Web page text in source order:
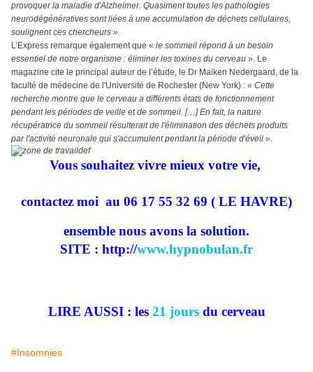
provoquer la maladie d'Alzheimer. Quasiment toutes les pathologies
neurodégénératives sont liées à une accumulation de déchets cellulaires,
soulignent ces chercheurs ».
L’Express remarque également que « le sommeil répond à un besoin
essentiel de notre organisme : éliminer les toxines du cerveau ». Le
magazine cite le principal auteur de l’étude, le Dr Maiken Nedergaard, de la
faculté de médecine de l'Université de Rochester (New York) : « Cette
recherche montre que le cerveau a différents états de fonctionnement
pendant les périodes de veille et de sommeil. […] En fait, la nature
récupératrice du sommeil résulterait de l'élimination des déchets produits
par l'activité neuronale qui s'accumulent pendant la période d'éveil ».
Vous souhaitez vivre mieux votre vie,
contactez moi au 06 17 55 32 69 ( LE HAVRE)
ensemble nous avons la solution.
SITE : http://www.hypnobulan.fr
LIRE AUSSI : les 21 joursdu cerveau
#Insomnies